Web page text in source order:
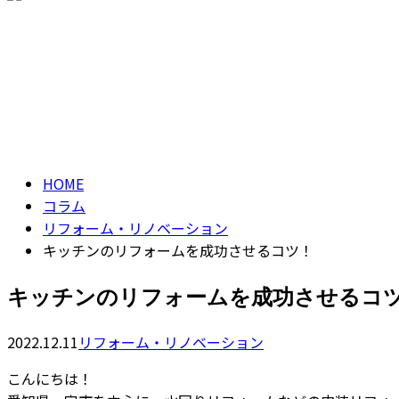
HOME
コラム
リフォーム・リノベーション
キッチンのリフォームを成功させるコツ！
キッチンのリフォームを成功させるコ
2022.12.11 リフォーム・リノベーション
こんにちは！